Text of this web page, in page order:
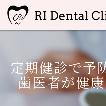
定期健診で予
歯医者が健